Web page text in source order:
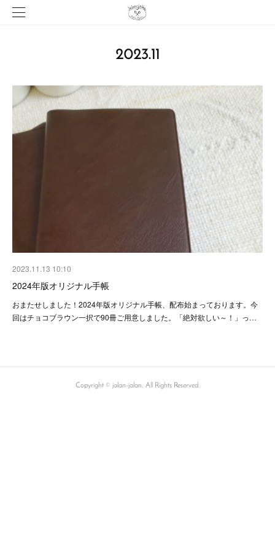
2023.11
2023.11.13 10:10
2024年版オリジナル手帳
おまたせしました！2024年版オリジナル手帳、配布始まっております。今
回はチョコブラウン一択で90冊ご用意しました。「絶対欲しい～！」っ…
Copyright © jalan-jalan. All Rights Reserved.